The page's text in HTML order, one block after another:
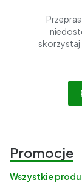
skorzystaj
Promocje
Wszystkie